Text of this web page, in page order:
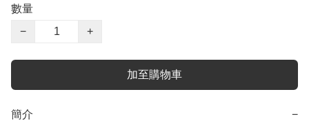
數量
−
+
加至購物車
簡介 −